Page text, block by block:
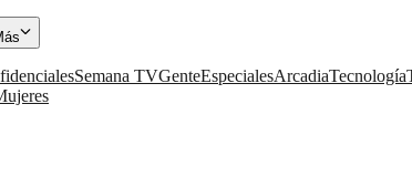
Semana TVGenteEspecialesArcadiaTecnología